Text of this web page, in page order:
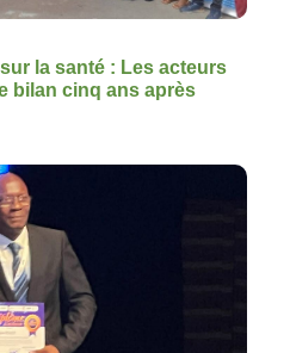
la santé : Les acteurs
bilan cinq ans après